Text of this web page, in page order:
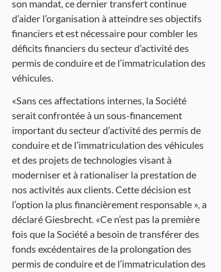
son mandat, ce dernier transfert continue
d’aider l’organisation à atteindre ses objectifs
financiers et est nécessaire pour combler les
déficits financiers du secteur d’activité des
permis de conduire et de l’immatriculation des
véhicules.
«Sans ces affectations internes, la Société
serait confrontée à un sous-financement
important du secteur d’activité des permis de
conduire et de l’immatriculation des véhicules
et des projets de technologies visant à
moderniser et à rationaliser la prestation de
nos activités aux clients. Cette décision est
l’option la plus financièrement responsable », a
déclaré Giesbrecht. «Ce n’est pas la première
fois que la Société a besoin de transférer des
fonds excédentaires de la prolongation des
permis de conduire et de l’immatriculation des